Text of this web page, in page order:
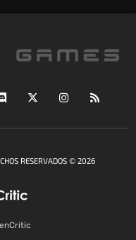
RESERVADOS © 2026